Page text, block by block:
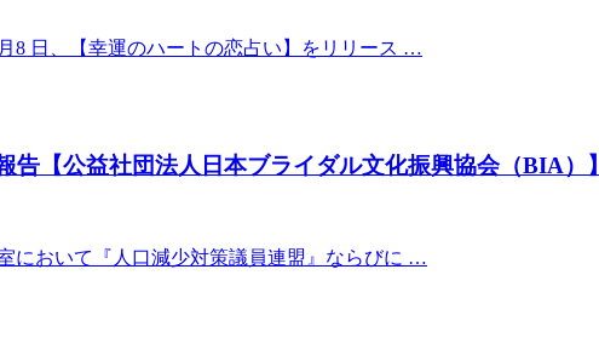
8 日、【幸運のハートの恋占い】をリリース …
告【公益社団法人日本ブライダル文化振興協会（BIA）】
において『人口減少対策議員連盟』ならびに …